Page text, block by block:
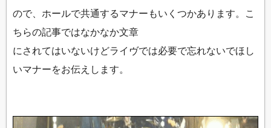
ので、ホールで共通するマナーもいくつかあります。こ
ちらの記事ではなかなか文章
にされてはいないけどライヴでは必要で忘れないでほし
いマナーをお伝えします。